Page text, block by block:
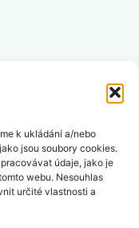
k ukládání a/nebo
jsou soubory cookies.
údaje, jako je
webu. Nesouhlas
určité vlastnosti a
u spolkového